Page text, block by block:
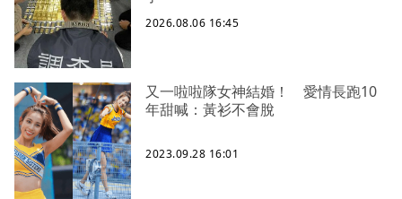
2026.08.06 16:45
又一啦啦隊女神結婚！ 愛情長跑10
年甜喊：黃衫不會脫
2023.09.28 16:01